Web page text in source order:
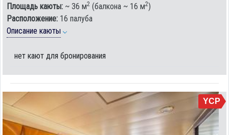
Площадь каюты: ~ 36 м2 (балкона ~ 16 м2)
Расположение: 16 палуба
Описание каюты
нет кают для бронирования
YCP